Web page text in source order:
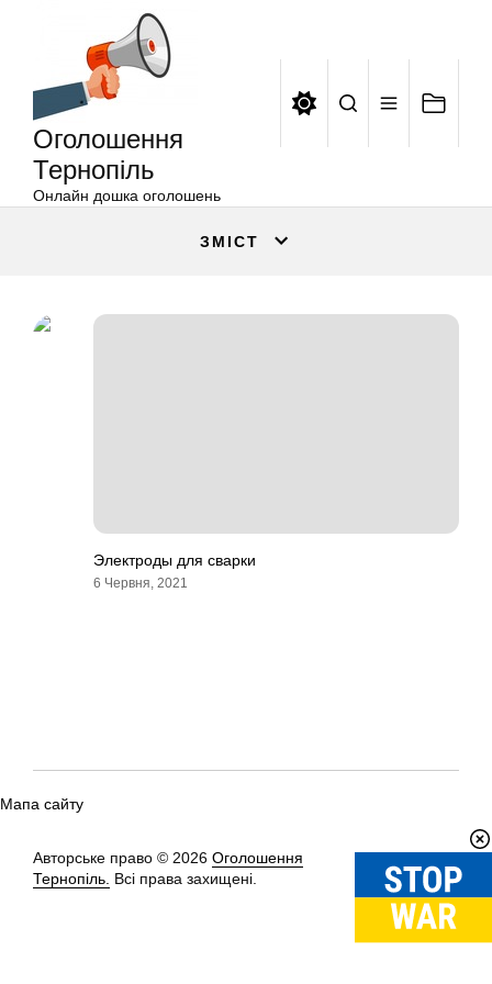
Оголошення
Тернопіль
Онлайн дошка оголошень
ЗМІСТ
Электроды для сварки
6 Червня, 2021
Мапа сайту
Авторське право © 2026 Оголошення
Тернопіль. Всі права захищені.
Вгору↑